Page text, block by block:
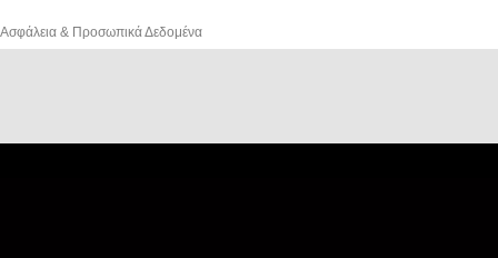
Ασφάλεια & Προσωπικά Δεδομένα